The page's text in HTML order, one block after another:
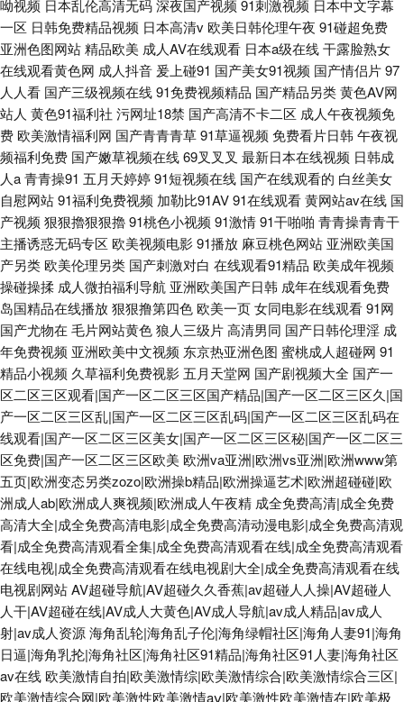
呦视频 日本乱伦高清无码深夜国产视频 91刺激视频 日本中文字幕
一区 日韩免费精品视频 日本高清v 欧美日韩伦理午夜 91碰超免费
亚洲色图网站精品欧美 成人AV在线观看 日本a级在线干露脸熟女
在线观看黄色网 成人抖音 爰上碰91 国产美女91视频 国产情侣片97
人人看 国产三级视频在线91免费视频精品 国产精品另类黄色AV网
站人 黄色91福利社 污网址18禁 国产高清不卡二区 成人午夜视频免
费 欧美激情福利网 国产青青青草91草逼视频 免费看片日韩 午夜视
频福利免费 国产嫩草视频在线69叉叉叉 最新日本在线视频 日韩成
人a青青操91 五月天婷婷91短视频在线 国产在线观看的 白丝美女
自慰网站91福利免费视频 加勒比91AV91在线观看黄网站av在线 国
产视频 狠狠擼狠狠擼91桃色小视频 91激情91干啪啪 青青操青青干
主播诱惑无码专区 欧美视频电影91播放 麻豆桃色网站 亚洲欧美国
产另类 欧美伦理另类 国产刺激对白 在线观看91精品 欧美成年视频
操碰操揉 成人微拍福利导航 亚洲欧美国产日韩 成年在线观看免费
岛国精品在线播放狠狠撸第四色 欧美一页女同电影在线观看91网
国产尤物在 毛片网站黄色狼人三级片高清男同 国产日韩伦理淫 成
年免费视频 亚洲欧美中文视频 东京热亚洲色图 蜜桃成人超碰网 91
精品小视频 久草福利免费视影 五月天堂网 国产剧视频大全 国产一
区二区三区观看|国产一区二区三区国产精品|国产一区二区三区久|国
产一区二区三区乱|国产一区二区三区乱码|国产一区二区三区乱码在
线观看|国产一区二区三区美女|国产一区二区三区秘|国产一区二区三
区免费|国产一区二区三区欧美 欧洲va亚洲|欧洲vs亚洲|欧洲www第
五页|欧洲变态另类zozo|欧洲操b精品|欧洲操逼艺术|欧洲超碰碰|欧
洲成人ab|欧洲成人爽视频|欧洲成人午夜精 成全免费高清|成全免费
高清大全|成全免费高清电影|成全免费高清动漫电影|成全免费高清观
看|成全免费高清观看全集|成全免费高清观看在线|成全免费高清观看
在线电视|成全免费高清观看在线电视剧大全|成全免费高清观看在线
电视剧网站AV超碰导航|AV超碰久久香蕉|av超碰人人操|AV超碰人
人干|AV超碰在线|AV成人大黄色|AV成人导航|av成人精品|av成人
射|av成人资源海角乱轮|海角乱子伦|海角绿帽社区|海角人妻91|海角
日逼|海角乳抡|海角社区|海角社区91精品|海角社区91人妻|海角社区
av在线 欧美激情自拍|欧美激情综|欧美激情综合|欧美激情综合三区|
欧美激情综合网|欧美激性欧美激情aⅴ|欧美激性欧美激情在|欧美极